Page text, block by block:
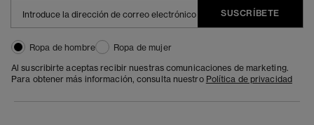
SUSCRÍBETE
Ropa de hombre
Ropa de mujer
Al suscribirte aceptas recibir nuestras comunicaciones de marketing.
Para obtener más información, consulta nuestro Política de privacidad